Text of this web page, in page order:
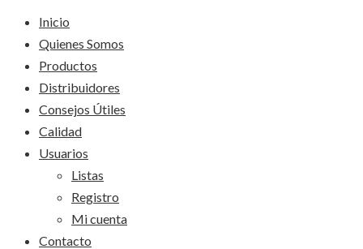
Inicio
Quienes Somos
Productos
Distribuidores
Consejos Útiles
Calidad
Usuarios
Listas
Registro
Mi cuenta
Contacto